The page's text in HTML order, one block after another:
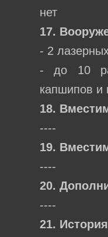
нет
17.
- 2
- до 10
капшипов и
18.
----
19.
----
20.
----
21.